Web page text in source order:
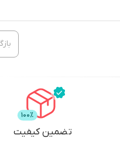
تضمین کیفیت